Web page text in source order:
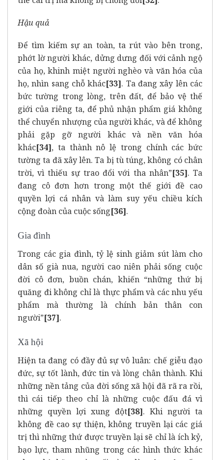
Hậu quả
Để tìm kiếm sự an toàn, ta rút vào bên trong,
phớt lờ người khác, dửng dưng đối với cảnh ngộ
của họ, khinh miệt người nghèo và văn hóa của
họ, nhìn sang chỗ khác[33]. Ta đang xây lên các
bức tường trong lòng, trên đất, để bảo vệ thế
giới của riêng ta, để phủ nhận phẩm giá không
thể chuyển nhượng của người khác, và để không
phải gặp gỡ người khác và nền văn hóa
khác[34], ta thành nô lệ trong chính các bức
tường ta đã xây lên. Ta bị tù túng, không có chân
trời, vì thiếu sự trao đổi với tha nhân”[35]. Ta
đang cô đơn hơn trong một thế giới đề cao
quyền lợi cá nhân và làm suy yếu chiều kích
cộng đoàn của cuộc sống[36].
Gia đình
Trong các gia đình, tỷ lệ sinh giảm sút làm cho
dân số già nua, người cao niên phải sống cuộc
đời cô đơn, buồn chán, khiến “những thứ bị
quăng đi không chỉ là thực phẩm và các nhu yếu
phẩm mà thường là chính bản thân con
người”[37].
Xã hội
Hiện ta đang có đầy đủ sự vô luân: chế giễu đạo
đức, sự tốt lành, đức tin và lòng chân thành. Khi
những nền tảng của đời sống xã hội đã rã ra rồi,
thì cái tiếp theo chỉ là những cuộc đấu đá vì
những quyền lợi xung đột[38]. Khi người ta
không đề cao sự thiện, không truyền lại các giá
trị thì những thứ được truyền lại sẽ chỉ là ích kỷ,
bạo lực, tham nhũng trong các hình thức khác